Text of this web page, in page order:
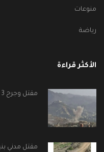
منوعات
رياضة
الأكثر قراءة
مقتل وجرح 3 حوثيين في اشتباكات غرب تعز
مقتل مدني